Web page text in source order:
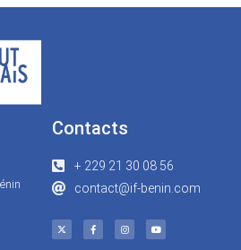
Contacts
+ 229 21 30 08 56
contact@if-benin.com